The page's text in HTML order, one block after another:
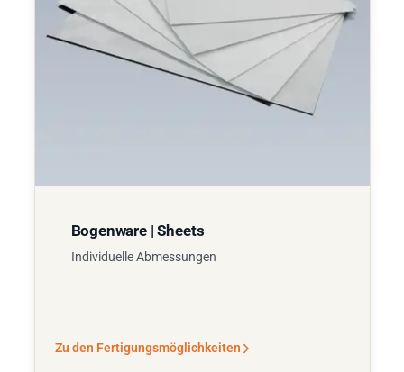
Bogenware | Sheets
Individuelle Abmessungen
Zu den Fertigungsmöglichkeiten